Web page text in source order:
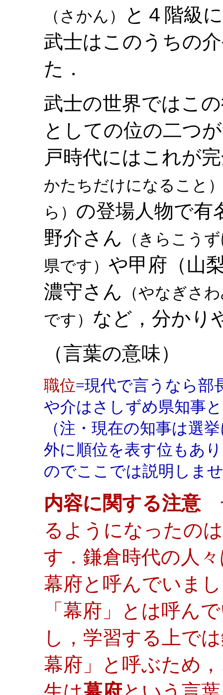
（さかん）
と４階級
武士はこのうちの
た．
武士の世界ではこ
としての位の二つ
戸時代にはこれが
かたちだけになること
ら） の登場人物で有
野介さん
（きらこう
県です） や甲府（山
濃守さん
（やなぎさ
です） など，分かり
（言葉の意味）
職位=現代で言うなら部
や介はさしずめ県知事
（注・現在の知事は選
外に順位を表す位もあ
のでここでは説明しま
内容に関する注意
るようになったの
す．鎌倉時代の人
幕府と呼んでいま
「幕府」とは呼ん
し，学習する上で
幕府」と呼ぶため